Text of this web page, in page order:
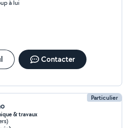
à lui
Contacter
Particulier
& travaux